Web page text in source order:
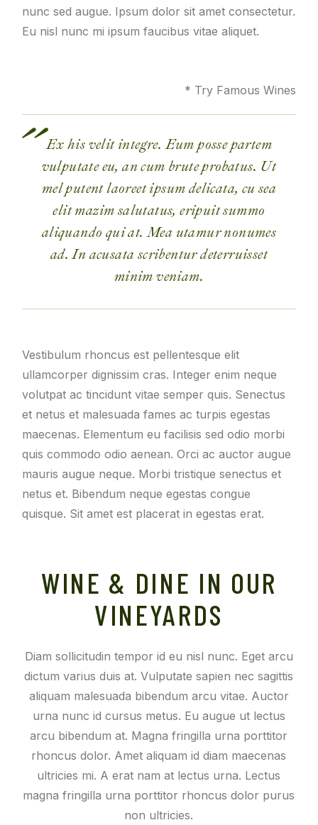
nunc sed augue. Ipsum dolor sit amet consectetur.
Eu nisl nunc mi ipsum faucibus vitae aliquet.
* Try Famous Wines
Ex his velit integre. Eum posse partem
vulputate eu, an cum brute probatus. Ut
mel putent laoreet ipsum delicata, cu sea
elit mazim salutatus, eripuit summo
aliquando qui at. Mea utamur nonumes
ad. In acusata scribentur deterruisset
minim veniam.
Vestibulum rhoncus est pellentesque elit
ullamcorper dignissim cras. Integer enim neque
volutpat ac tincidunt vitae semper quis. Senectus
et netus et malesuada fames ac turpis egestas
maecenas. Elementum eu facilisis sed odio morbi
quis commodo odio aenean. Orci ac auctor augue
mauris augue neque. Morbi tristique senectus et
netus et. Bibendum neque egestas congue
quisque. Sit amet est placerat in egestas erat.
WINE & DINE IN OUR
VINEYARDS
Diam sollicitudin tempor id eu nisl nunc. Eget arcu
dictum varius duis at. Vulputate sapien nec sagittis
aliquam malesuada bibendum arcu vitae. Auctor
urna nunc id cursus metus. Eu augue ut lectus
arcu bibendum at. Magna fringilla urna porttitor
rhoncus dolor. Amet aliquam id diam maecenas
ultricies mi. A erat nam at lectus urna. Lectus
magna fringilla urna porttitor rhoncus dolor purus
non ultricies.